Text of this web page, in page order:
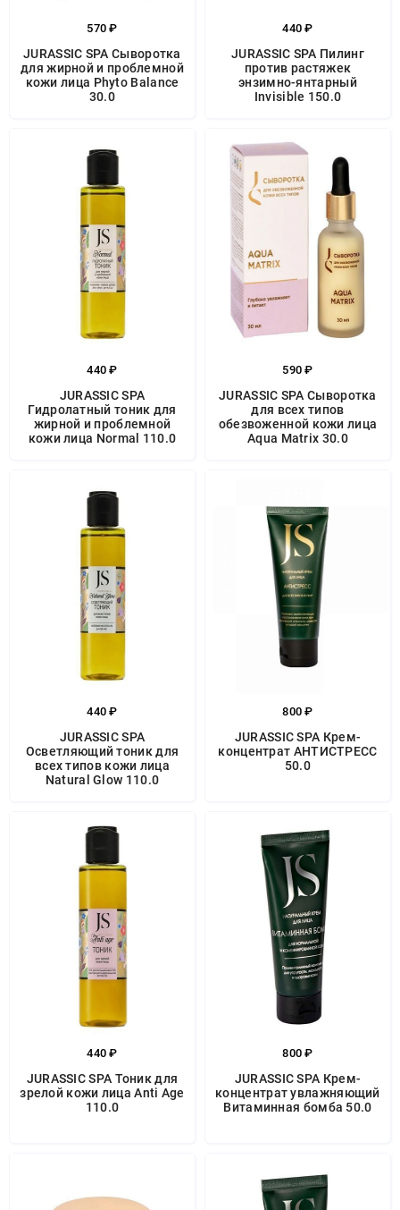
570 ₽
JURASSIC SPA Сыворотка
для жирной и проблемной
кожи лица Phyto Balance
30.0
440 ₽
JURASSIC SPA Пилинг
против растяжек
энзимно-янтарный
Invisible 150.0
440 ₽
JURASSIC SPA
Гидролатный тоник для
жирной и проблемной
кожи лица Normal 110.0
590 ₽
JURASSIC SPA Сыворотка
для всех типов
обезвоженной кожи лица
Aqua Matrix 30.0
440 ₽
JURASSIC SPA
Осветляющий тоник для
всех типов кожи лица
Natural Glow 110.0
800 ₽
JURASSIC SPA Крем-
концентрат АНТИСТРЕСС
50.0
440 ₽
JURASSIC SPA Тоник для
зрелой кожи лица Anti Age
110.0
800 ₽
JURASSIC SPA Крем-
концентрат увлажняющий
Витаминная бомба 50.0